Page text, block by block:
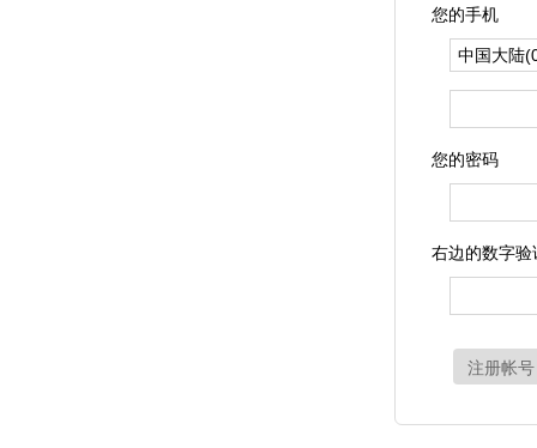
您的手机
您的密码
右边的数字验
注册帐号